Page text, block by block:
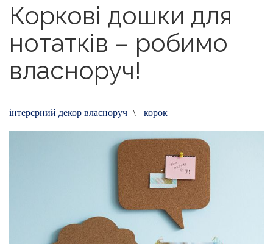
Коркові дошки для
нотатків – робимо
власноруч!
інтерєрний декор власноруч \ корок